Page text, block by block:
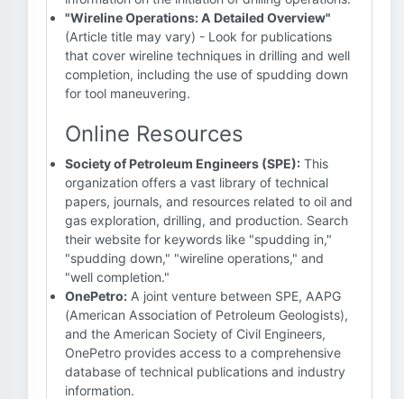
"Wireline Operations: A Detailed Overview"
(Article title may vary) - Look for publications
that cover wireline techniques in drilling and well
completion, including the use of spudding down
for tool maneuvering.
Online Resources
Society of Petroleum Engineers (SPE): This
organization offers a vast library of technical
papers, journals, and resources related to oil and
gas exploration, drilling, and production. Search
their website for keywords like "spudding in,"
"spudding down," "wireline operations," and
"well completion."
OnePetro: A joint venture between SPE, AAPG
(American Association of Petroleum Geologists),
and the American Society of Civil Engineers,
OnePetro provides access to a comprehensive
database of technical publications and industry
information.